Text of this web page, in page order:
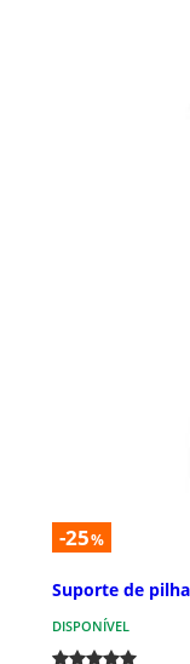
-25%
Suporte de
DISPONÍVEL